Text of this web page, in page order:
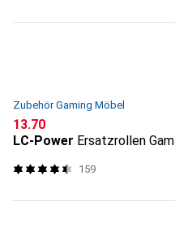
Zubehör Gaming Möbel
CHF
13.70
LC-Power Ersatzrollen
159